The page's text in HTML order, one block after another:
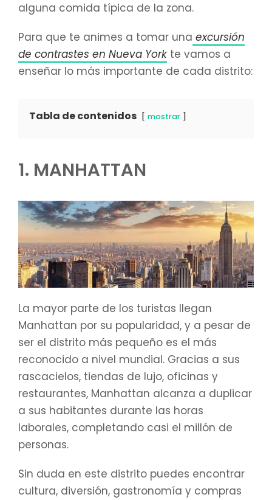
alguna comida típica de la zona.
Para que te animes a tomar una excursión
de contrastes en Nueva York te vamos a
enseñar lo más importante de cada distrito:
Tabla de contenidos mostrar
1. MANHATTAN
La mayor parte de los turistas llegan
Manhattan por su popularidad, y a pesar de
ser el distrito más pequeño es el más
reconocido a nivel mundial. Gracias a sus
rascacielos, tiendas de lujo, oficinas y
restaurantes, Manhattan alcanza a duplicar
a sus habitantes durante las horas
laborales, completando casi el millón de
personas.
Sin duda en este distrito puedes encontrar
cultura, diversión, gastronomía y compras